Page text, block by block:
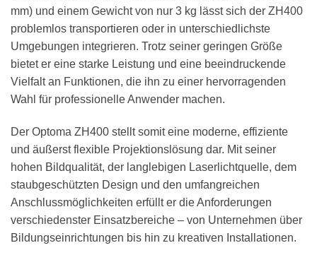
mm) und einem Gewicht von nur 3 kg lässt sich der ZH400
problemlos transportieren oder in unterschiedlichste
Umgebungen integrieren. Trotz seiner geringen Größe
bietet er eine starke Leistung und eine beeindruckende
Vielfalt an Funktionen, die ihn zu einer hervorragenden
Wahl für professionelle Anwender machen.
Der Optoma ZH400 stellt somit eine moderne, effiziente
und äußerst flexible Projektionslösung dar. Mit seiner
hohen Bildqualität, der langlebigen Laserlichtquelle, dem
staubgeschützten Design und den umfangreichen
Anschlussmöglichkeiten erfüllt er die Anforderungen
verschiedenster Einsatzbereiche – von Unternehmen über
Bildungseinrichtungen bis hin zu kreativen Installationen.